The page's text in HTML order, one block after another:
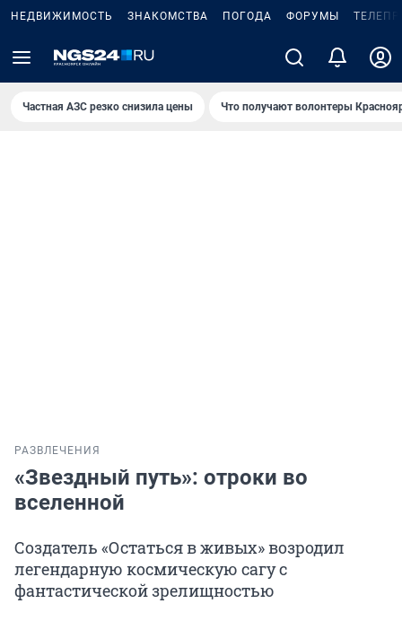
НЕДВИЖИМОСТЬ ЗНАКОМСТВА ПОГОДА ФОРУМЫ
Частная АЗС резко снизила цены Что получают волонтеры
РАЗВЛЕЧЕНИЯ
«Звездный путь»: отроки во
вселенной
Создатель «Остаться в живых» возродил
легендарную космическую сагу с
фантастической зрелищностью